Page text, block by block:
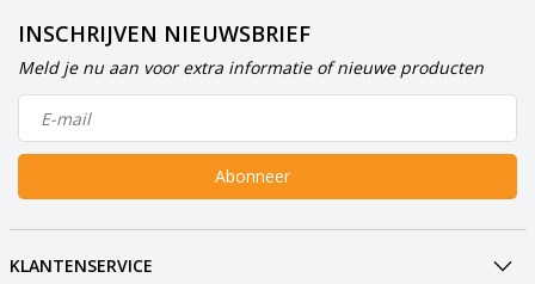
INSCHRIJVEN NIEUWSBRIEF
Meld je nu aan voor extra informatie of nieuwe producten
Abonneer
KLANTENSERVICE